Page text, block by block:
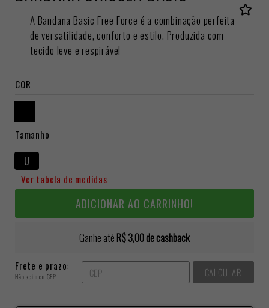
A Bandana Basic Free Force é a combinação perfeita
de versatilidade, conforto e estilo. Produzida com
tecido leve e respirável
COR
Tamanho
U
Ver tabela de medidas
ADICIONAR AO CARRINHO!
Ganhe até R$ 3,00de cashback
Frete e prazo:
Não sei meu CEP CALCULAR